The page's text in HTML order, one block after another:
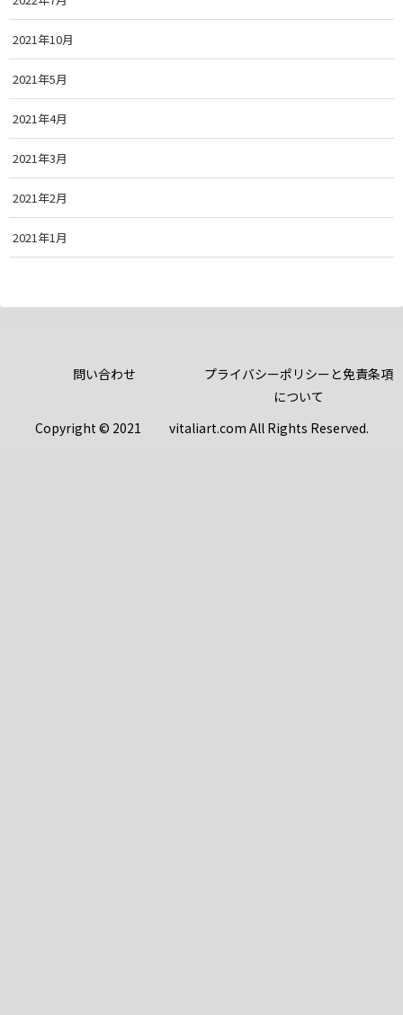
2021年10月
2021年5月
2021年4月
2021年3月
2021年2月
2021年1月
問い合わせ
プライバシーポリシーと免責条項
について
Copyright © 2021 vitaliart.com All Rights Reserved.